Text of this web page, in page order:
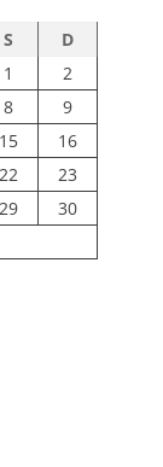
S
D
1
2
8
9
15
16
22
23
29
30